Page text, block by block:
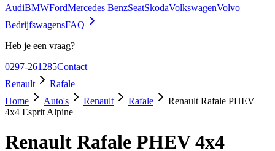
AudiBMWFordMercedes BenzSeatSkodaVolkswagenVolvo
BedrijfswagensFAQ
Heb je een vraag?
0297-261285Contact
Renault
Rafale
Home
Auto's Renault Rafale
Renault Rafale PHEV
4x4 Esprit Alpine
Renault Rafale PHEV 4x4